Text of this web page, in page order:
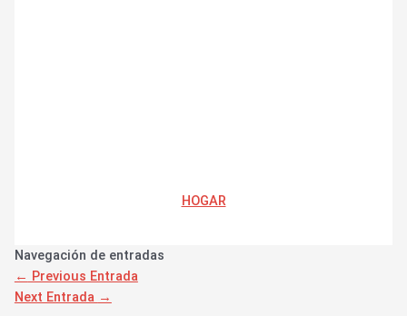
HOGAR
Navegación de entradas
← Previous Entrada
Next Entrada →